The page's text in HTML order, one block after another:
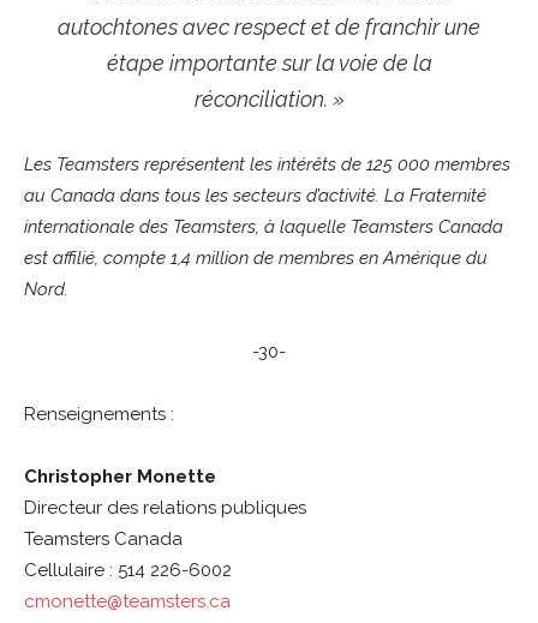
autochtones avec respect et de franchir une
étape importante sur la voie de la
réconciliation. »
Les Teamsters représentent les intérêts de 125 000 membres
au Canada dans tous les secteurs d’activité. La Fraternité
internationale des Teamsters, à laquelle Teamsters Canada
est affilié, compte 1,4 million de membres en Amérique du
Nord.
-30-
Renseignements :
Christopher Monette
Directeur des relations publiques
Teamsters Canada
Cellulaire : 514 226-6002
cmonette@teamsters.ca